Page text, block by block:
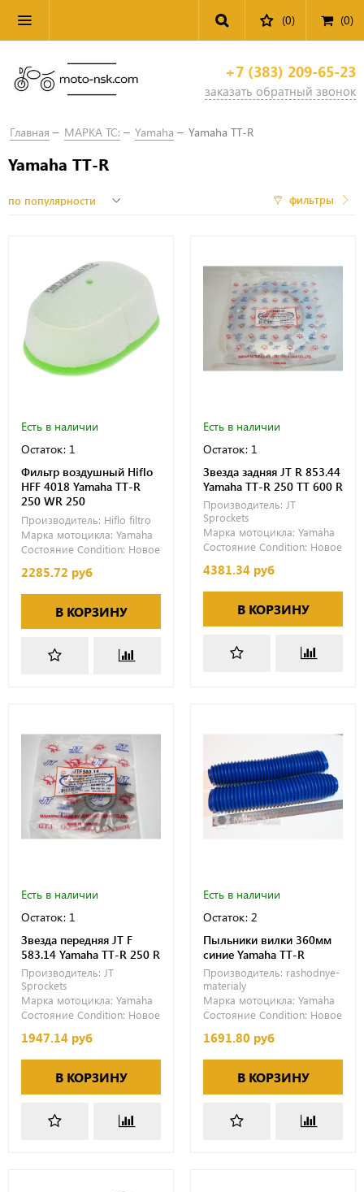
(0) (0)
+7 (383) 209-65-23
заказать обратный звонок
Главная МАРКА ТС: Yamaha Yamaha TT-R
Yamaha TT-R
фильтры
Есть в наличии
Остаток: 1
Фильтр воздушный Hiflo
HFF 4018 Yamaha TT-R
250 WR 250
Производитель: Hiflo filtro
Марка мотоцикла: Yamaha
Состояние Condition: Новое
2285.72 руб
В КОРЗИНУ
Есть в наличии
Остаток: 1
Звезда задняя JT R 853.44
Yamaha TT-R 250 TT 600 R
Производитель: JT
Sprockets
Марка мотоцикла: Yamaha
Состояние Condition: Новое
4381.34 руб
В КОРЗИНУ
Есть в наличии
Остаток: 1
Звезда передняя JT F
583.14 Yamaha TT-R 250 R
Производитель: JT
Sprockets
Марка мотоцикла: Yamaha
Состояние Condition: Новое
1947.14 руб
В КОРЗИНУ
Есть в наличии
Остаток: 2
Пыльники вилки 360мм
синие Yamaha TT-R
Производитель: rashodnye-
materialy
Марка мотоцикла: Yamaha
Состояние Condition: Новое
1691.80 руб
В КОРЗИНУ